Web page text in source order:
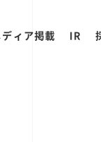
ィア掲載 IR